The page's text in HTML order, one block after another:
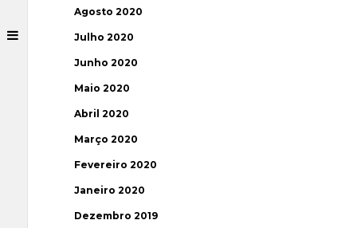
Agosto 2020
Julho 2020
Junho 2020
Maio 2020
Abril 2020
Março 2020
Fevereiro 2020
Janeiro 2020
Dezembro 2019